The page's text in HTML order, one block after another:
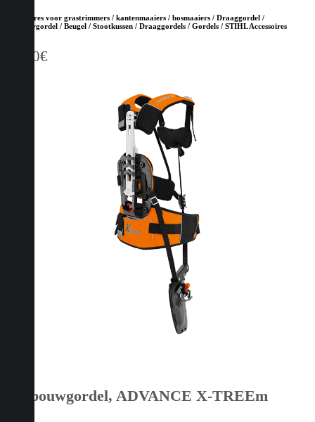
Accessoires voor grastrimmers / kantenmaaiers / bosmaaiers / Draaggordel /
Bosbouwgordel / Beugel / Stootkussen / Draaggordels / Gordels / STIHL Accessoires
88,50€
Bosbouwgordel, ADVANCE X-TREEm